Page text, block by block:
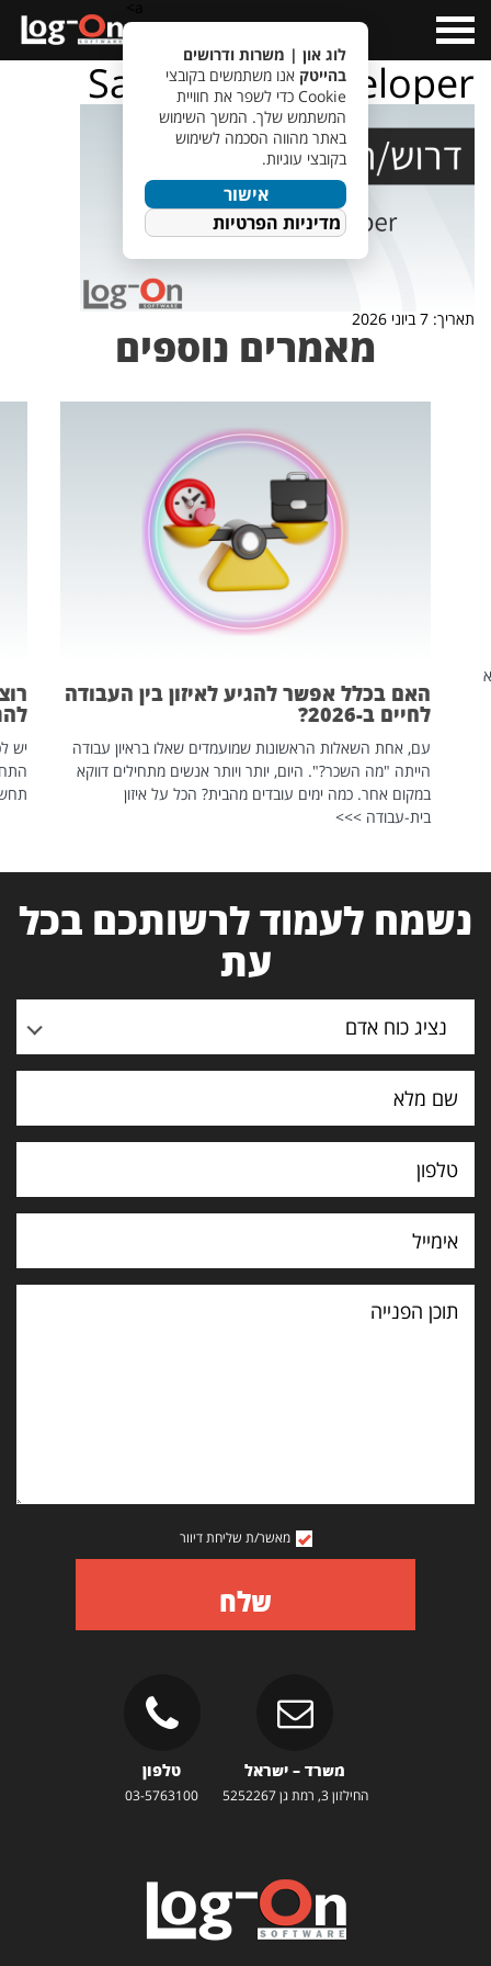
Menu
Salesforce Developer
תאריך: 7 ביוני 2026
מאמרים נוספים
האם בכלל אפשר להגיע לאיזון בין העבודה
לחיים ב-2026?
עם, אחת השאלות הראשונות שמועמדים שאלו בראיון עבודה
הייתה "מה השכר?". היום, יותר ויותר אנשים מתחילים דווקא
במקום אחר. כמה ימים עובדים מהבית? הכל על איזון
בית-עבודה >>>
יש
נשמח לעמוד לרשותכם בכל
עת
נציג כוח אדם
תוכן
הפנייה
מאשר/ת שליחת דיוור
שלח
משרד – ישראל
החילזון 3, רמת גן 5252267
טלפון
03-5763100
לוג און | משרות ודרושים
בהייטק אנו משתמשים בקובצי
Cookie כדי לשפר את חוויית
המשתמש שלך. המשך השימוש
באתר מהווה הסכמה לשימוש
בקובצי עוגיות.
אישור
מדיניות הפרטיות